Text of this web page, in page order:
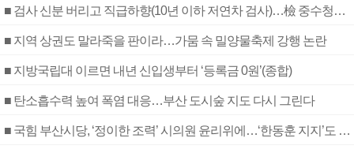
■ 검사 신분 버리고 직급하향(10년 이하 저연차 검사)…檢 중수청행 기피
■ 지역 상권도 말라죽을 판이라…가뭄 속 밀양물축제 강행 논란
■ 지방국립대 이르면 내년 신입생부터 ‘등록금 0원’(종합)
■ 탄소흡수력 높여 폭염 대응…부산 도시숲 지도 다시 그린다
■ 국힘 부산시당, ‘정이한 조력’ 시의원 윤리위에…‘한동훈 지지’도 신고접수